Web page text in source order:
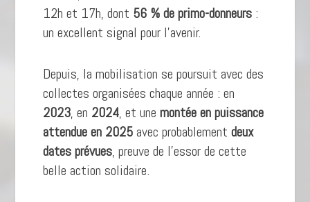
12h et 17h, dont 56 % de primo-donneurs :
un excellent signal pour l’avenir.
Depuis, la mobilisation se poursuit avec des
collectes organisées chaque année : en
2023, en 2024, et unemontée en puissance
attendue en 2025 avec probablementdeux
dates prévues, preuve de l’essor de cette
belle action solidaire.